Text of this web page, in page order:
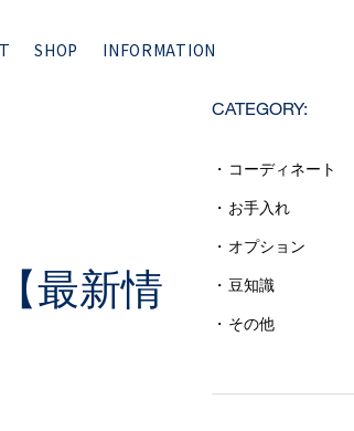
SHOP INFORMATION
最新情
CATEGORY:
コーディネート
お手入れ
オプション
豆知識
その他